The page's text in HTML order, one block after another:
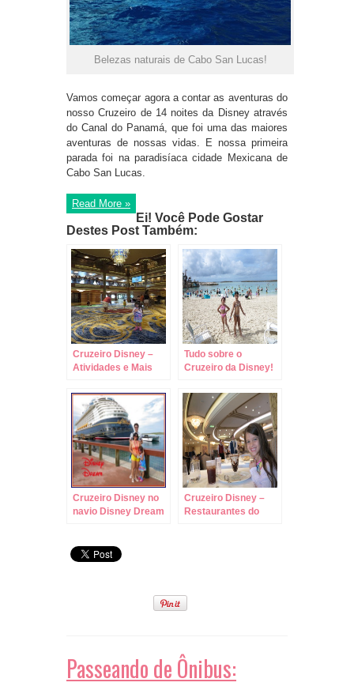
Belezas naturais de Cabo San Lucas!
Vamos começar agora a contar as aventuras do
nosso Cruzeiro de 14 noites da Disney através
do Canal do Panamá, que foi uma das maiores
aventuras de nossas vidas. E nossa primeira
parada foi na paradisíaca cidade Mexicana de
Cabo San Lucas.
Read More »
Ei! Você Pode Gostar
Destes Post Também:
Cruzeiro Disney –
Atividades e Mais
Dream !
Tudo sobre o
Cruzeiro da Disney!
Cruzeiro Disney no
navio Disney Dream
Cruzeiro Disney –
Restaurantes do
Passeando de Ônibus: